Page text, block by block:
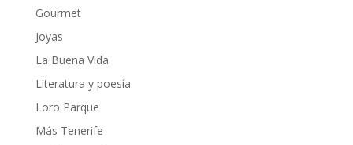
Gourmet
Joyas
La Buena Vida
Literatura y poesía
Loro Parque
Más Tenerife